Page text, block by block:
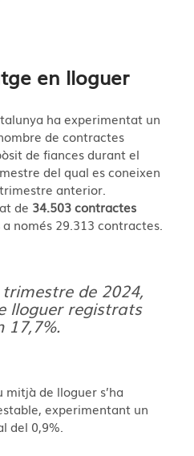
en lloguer
ha experimentat un
de contractes
de fiances durant el
del qual es coneixen
anterior.
de 34.503 contractes
a només 29.313 contractes.
de 2024,
lloguer registrats
17,7%.
mitjà de lloguer s’ha
experimentant un
del 0,9%.